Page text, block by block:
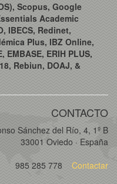
Scopus, Google
Academic
IBECS, Redinet,
Plus, IBZ Online,
ERIH PLUS,
Rebiun, DOAJ, &
CONTACTO
Sánchez del Río, 4, 1º B
33001 Oviedo · España
985 285 778
Contactar